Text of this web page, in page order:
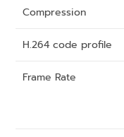
Compression
H.264 code profile
Frame Rate